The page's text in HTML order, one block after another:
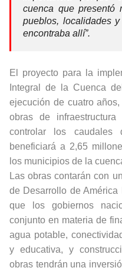
cuenca que presentó
pueblos, localidades
encontraba allí”.
El proyecto para la
Integral de la Cuenca
ejecución de cuatro
obras de
controlar los
beneficiará a 2,65
los municipios de la
Las obras contarán con
de Desarrollo de América
que los gobiernos
conjunto en materia de
agua potable,
y educativa, y
obras tendrán una